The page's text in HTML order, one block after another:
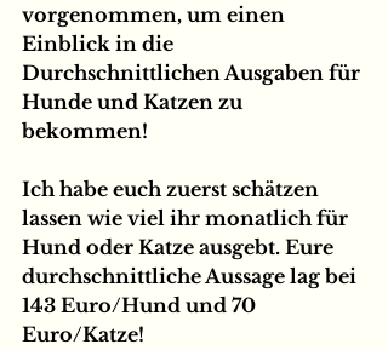
vorgenommen, um einen
Einblick in die
Durchschnittlichen Ausgaben für
Hunde und Katzen zu
bekommen!
Ich habe euch zuerst schätzen
lassen wie viel ihr monatlich für
Hund oder Katze ausgebt. Eure
durchschnittliche Aussage lag bei
143 Euro/Hund und 70
Euro/Katze!